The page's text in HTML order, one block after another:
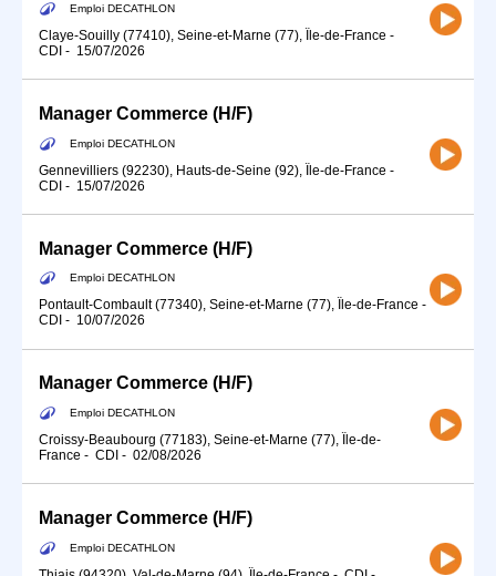
Emploi DECATHLON
Claye-Souilly (77410), Seine-et-Marne (77), Île-de-France -
CDI - 15/07/2026
Manager Commerce (H/F)
Emploi DECATHLON
Gennevilliers (92230), Hauts-de-Seine (92), Île-de-France -
CDI - 15/07/2026
Manager Commerce (H/F)
Emploi DECATHLON
Pontault-Combault (77340), Seine-et-Marne (77), Île-de-France -
CDI - 10/07/2026
Manager Commerce (H/F)
Emploi DECATHLON
Croissy-Beaubourg (77183), Seine-et-Marne (77), Île-de-
France - CDI - 02/08/2026
Manager Commerce (H/F)
Emploi DECATHLON